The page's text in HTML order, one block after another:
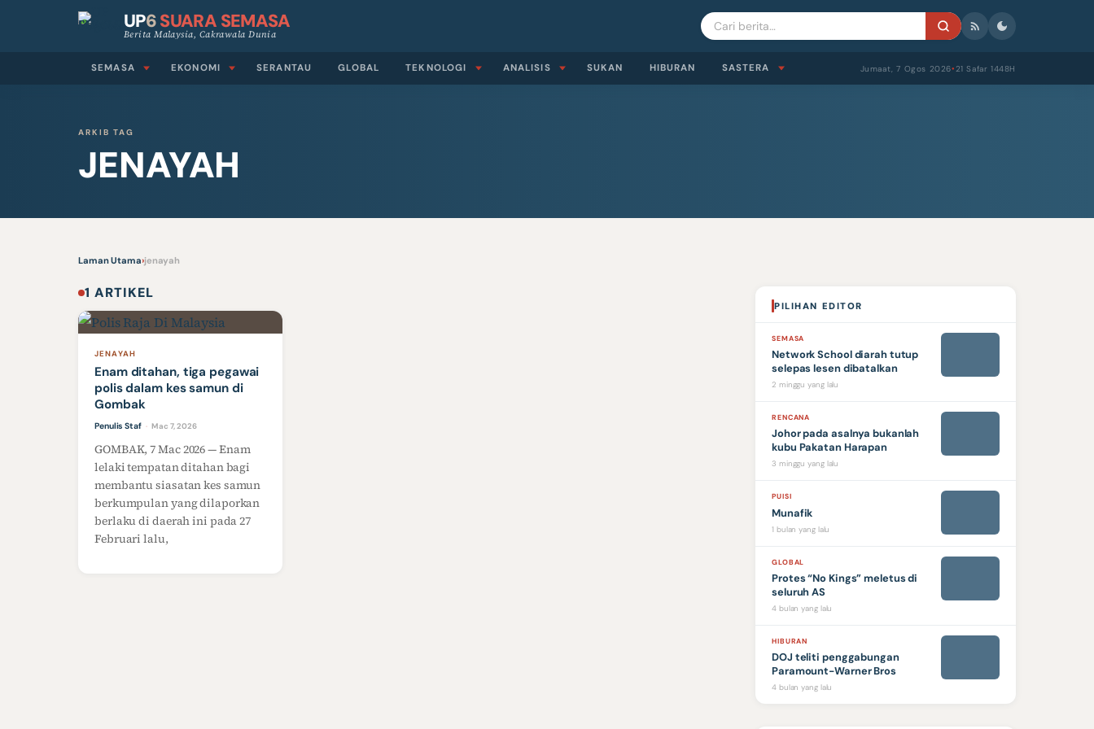
UP6SUARA SEMASA
Berita Malaysia, Cakrawala Dunia
SEMASA EKONOMI SERANTAU GLOBAL TEKNOLOGI ANALISIS SUKAN HIBURAN SASTERA Jumaat, 7 Ogos 2026● 21 Safar 1448H
ARKIB TAG
JENAYAH
Laman Utama›jenayah
1 ARTIKEL
JENAYAH
Enam ditahan, tiga pegawai
polis dalam kes samun di
Gombak
Penulis Staf · Mac 7, 2026
GOMBAK, 7 Mac 2026 — Enam
lelaki tempatan ditahan bagi
membantu siasatan kes samun
berkumpulan yang dilaporkan
berlaku di daerah ini pada 27
Februari lalu,
PILIHAN EDITOR
SEMASA
Network School diarah tutup
selepas lesen dibatalkan
2 minggu yang lalu
RENCANA
Johor pada asalnya bukanlah
kubu Pakatan Harapan
3 minggu yang lalu
PUISI
Munafik
1 bulan yang lalu
GLOBAL
Protes “No Kings” meletus di
seluruh AS
4 bulan yang lalu
HIBURAN
DOJ teliti penggabungan
Paramount-Warner Bros
4 bulan yang lalu